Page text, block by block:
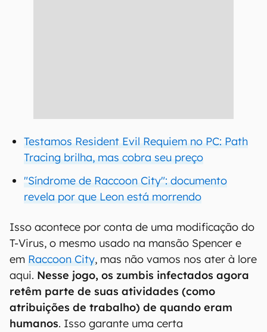
Testamos Resident Evil Requiem no PC: Path
Tracing brilha, mas cobra seu preço
"Síndrome de Raccoon City": documento
revela por que Leon está morrendo
Isso acontece por conta de uma modificação do
T-Virus, o mesmo usado na mansão Spencer e
em Raccoon City, mas não vamos nos ater à lore
aqui. Nesse jogo, os zumbis infectados agora
retêm parte de suas atividades (como
atribuições de trabalho) de quando eram
humanos. Isso garante uma certa